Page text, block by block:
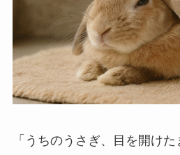
「うちのうさぎ、目を開け